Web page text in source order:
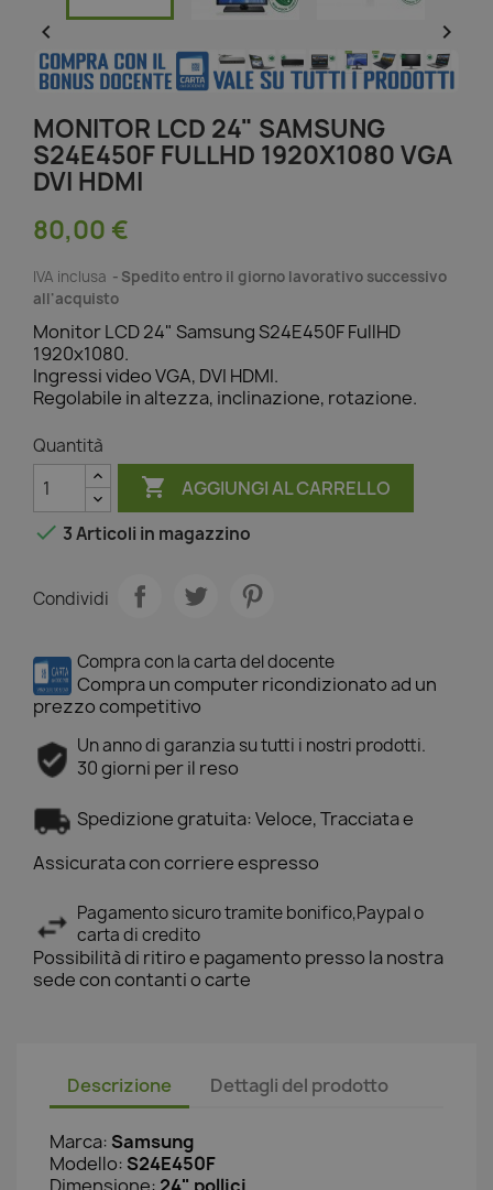
 
MONITOR LCD 24" SAMSUNG
S24E450F FULLHD 1920X1080 VGA
DVI HDMI
80,00 €
IVA inclusa
Spedito entro il giorno lavorativo successivo
all'acquisto
Monitor LCD 24" Samsung S24E450F FullHD
1920x1080.
Ingressi video VGA, DVI HDMI.
Regolabile in altezza, inclinazione, rotazione.
Quantità
 AGGIUNGI AL CARRELLO
 3 Articoli in magazzino
Condividi
Compra con la carta del docente
Compra un computer ricondizionato ad un
prezzo competitivo
Un anno di garanzia su tutti i nostri prodotti.
30 giorni per il reso
Spedizione gratuita: Veloce, Tracciata e
Assicurata con corriere espresso
Pagamento sicuro tramite bonifico,Paypal o
carta di credito
Possibilità di ritiro e pagamento presso la nostra
sede con contanti o carte
Descrizione Dettagli del prodotto
Marca:Samsung
Modello:S24E450F